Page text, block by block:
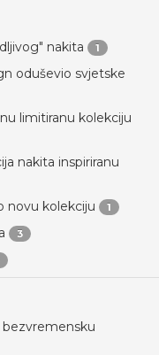
nakita 1
oduševio svjetske
limitiranu kolekciju
nakita inspiriranu
novu kolekciju 1
3